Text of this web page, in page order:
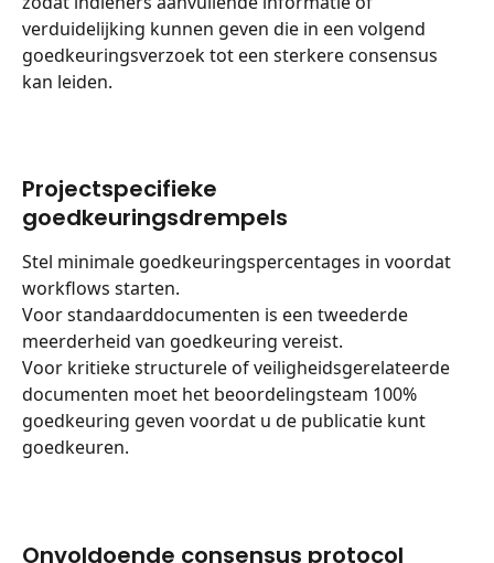
verduidelijking kunnen geven die in een volgend
goedkeuringsverzoek tot een sterkere consensus
kan leiden.
Projectspecifieke
goedkeuringsdrempels
Stel minimale goedkeuringspercentages in voordat
workflows starten.
Voor standaarddocumenten is een tweederde
meerderheid van goedkeuring vereist.
Voor kritieke structurele of veiligheidsgerelateerde
documenten moet het beoordelingsteam 100%
goedkeuring geven voordat u de publicatie kunt
goedkeuren.
Onvoldoende consensus protocol